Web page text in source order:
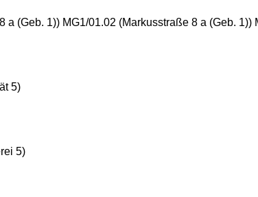
a (Geb. 1)) MG1/01.02 (Markusstraße 8 a (Geb.
5)
5)